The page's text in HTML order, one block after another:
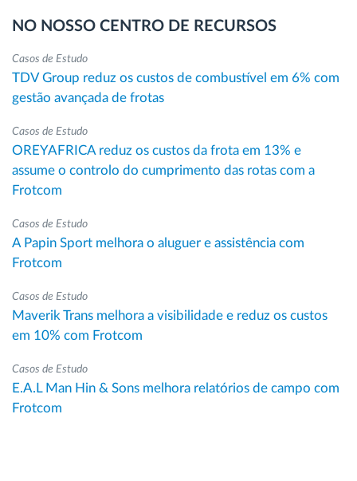
NO NOSSO CENTRO DE RECURSOS
Casos de Estudo
TDV Group reduz os custos de combustível em 6% com
gestão avançada de frotas
Casos de Estudo
OREYAFRICA reduz os custos da frota em 13% e
assume o controlo do cumprimento das rotas com a
Frotcom
Casos de Estudo
A Papin Sport melhora o aluguer e assistência com
Frotcom
Casos de Estudo
Maverik Trans melhora a visibilidade e reduz os custos
em 10% com Frotcom
Casos de Estudo
E.A.L Man Hin & Sons melhora relatórios de campo com
Frotcom